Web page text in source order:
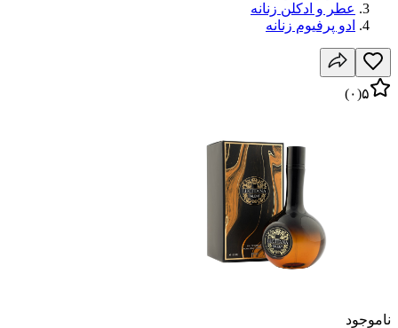
عطر و ادکلن زنانه
ادو پرفیوم زنانه
۵(۰)
ناموجود